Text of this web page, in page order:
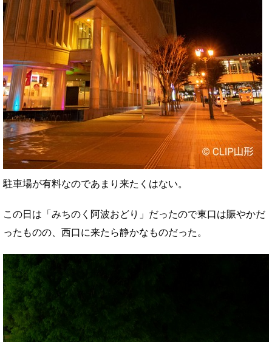
駐車場が有料なのであまり来たくはない。
この日は「みちのく阿波おどり」だったので東口は賑やかだ
ったものの、西口に来たら静かなものだった。